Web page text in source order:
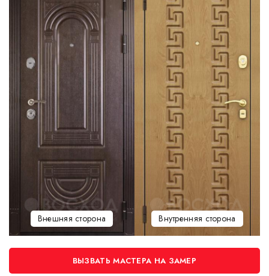
Внешняя сторона Внутренняя сторона
ВЫЗВАТЬ МАСТЕРА НА ЗАМЕР